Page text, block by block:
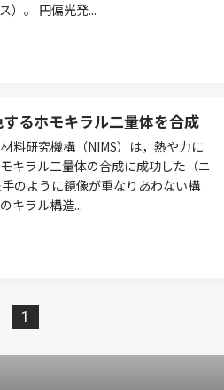
）。 円偏光発...
るホモキラル二量体を合成
料研究機構（NIMS）は，熱や力に
キラル二量体の合成に成功した（ニ
のように鏡像が重なりあわない構
キラル構造...
1